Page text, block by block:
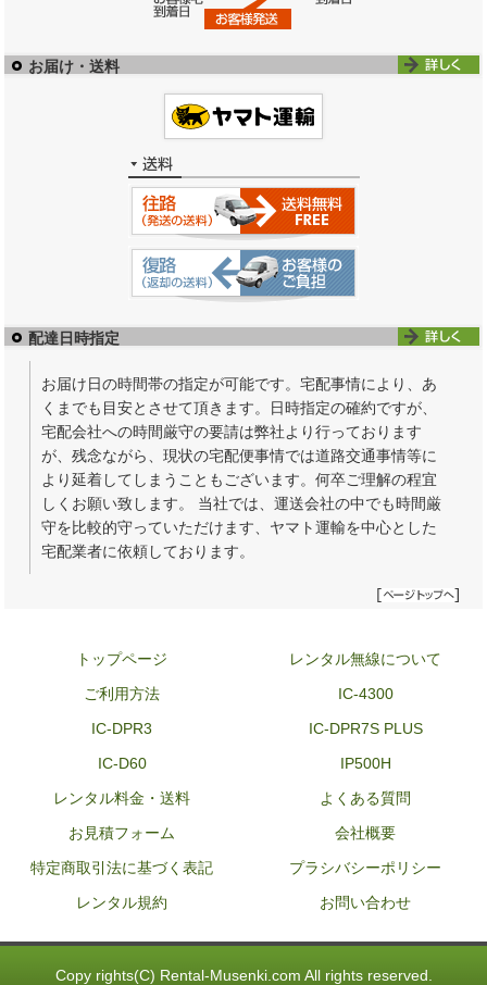
お届け・送料
配達日時指定
お届け日の時間帯の指定が可能です。宅配事情により、あ
くまでも目安とさせて頂きます。日時指定の確約ですが、
宅配会社への時間厳守の要請は弊社より行っております
が、残念ながら、現状の宅配便事情では道路交通事情等に
より延着してしまうこともございます。何卒ご理解の程宜
しくお願い致します。 当社では、運送会社の中でも時間厳
守を比較的守っていただけます、ヤマト運輸を中心とした
宅配業者に依頼しております。
トップページ
レンタル無線について
ご利用方法
IC-4300
IC-DPR3
IC-DPR7S PLUS
IC-D60
IP500H
レンタル料金・送料
よくある質問
お見積フォーム
会社概要
特定商取引法に基づく表記
プラシバシーポリシー
レンタル規約
お問い合わせ
Copy rights(C) Rental-Musenki.com All rights reserved.